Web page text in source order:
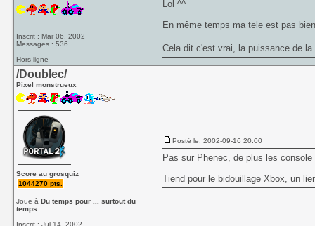
Inscrit : Mar 06, 2002
Messages : 536
Hors ligne
Lol ^^
En même temps ma tele est pas
Cela dit c'est vrai, la puissance de
/Doublec/
Pixel monstrueux
Score au grosquiz
1044270 pts.
Joue àDu temps pour ... surtout du
temps.
Inscrit : Jul 14, 2002
Posté le: 2002-09-16 20:00
Pas sur Phenec, de plus les
Tiend pour le bidouillage Xbox, un